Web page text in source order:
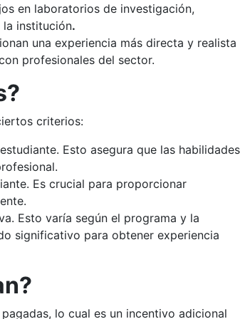
en laboratorios de investigación,
institución.
una experiencia más directa y realista
profesionales del sector.
criterios:
Esto asegura que las habilidades
Es crucial para proporcionar
Esto varía según el programa y la
significativo para obtener experiencia
lo cual es un incentivo adicional